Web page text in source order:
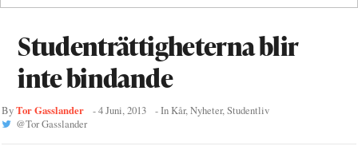
Studenträttigheterna blir
inte bindande
ByTor Gasslander -4 Juni, 2013 - In Kår,Nyheter,Studentliv
@Tor Gasslander